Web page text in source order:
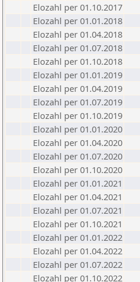
Elozahl per 01.10.2017
Elozahl per 01.01.2018
Elozahl per 01.04.2018
Elozahl per 01.07.2018
Elozahl per 01.10.2018
Elozahl per 01.01.2019
Elozahl per 01.04.2019
Elozahl per 01.07.2019
Elozahl per 01.10.2019
Elozahl per 01.01.2020
Elozahl per 01.04.2020
Elozahl per 01.07.2020
Elozahl per 01.10.2020
Elozahl per 01.01.2021
Elozahl per 01.04.2021
Elozahl per 01.07.2021
Elozahl per 01.10.2021
Elozahl per 01.01.2022
Elozahl per 01.04.2022
Elozahl per 01.07.2022
Elozahl per 01.10.2022